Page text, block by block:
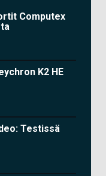
Computex
K2 HE
Testissä